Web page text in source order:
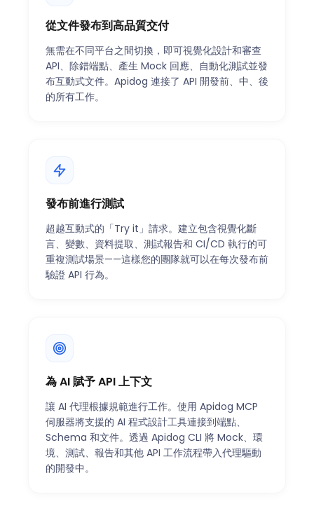
從文件發布到高品質交付
無需在不同平台之間切換，即可視覺化設計和審查
API、除錯端點、產生 Mock 回應、自動化測試並發
布互動式文件。Apidog 連接了 API 開發前、中、後
的所有工作。
發布前進行測試
超越互動式的「Try it」請求。建立包含視覺化斷
言、變數、資料提取、測試報告和 CI/CD 執行的可
重複測試場景——這樣您的團隊就可以在每次發布前
驗證 API 行為。
為 AI 賦予 API 上下文
讓 AI 代理根據規範進行工作。使用 Apidog MCP
伺服器將支援的 AI 程式設計工具連接到端點、
Schema 和文件。透過 Apidog CLI 將 Mock、環
境、測試、報告和其他 API 工作流程帶入代理驅動
的開發中。